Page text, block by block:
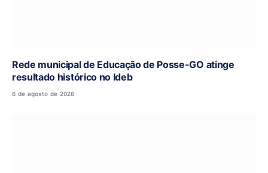
Rede municipal de Educação de Posse-GO atinge
resultado histórico no Ideb
6 de agosto de 2026